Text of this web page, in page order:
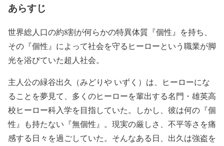
あらすじ
世界総人口の約8割が何らかの特異体質『個性』を持ち、
その『個性』によって社会を守るヒーローという職業が脚
光を浴びていた超人社会。
主人公の緑谷出久（みどりや いずく）は、ヒーローにな
ることを夢見て、多くのヒーローを輩出する名門・雄英高
校ヒーロー科入学を目指していた。しかし、彼は何の『個
性』も持たない『無個性』。現実の厳しさ、不平等さを痛
感する日々を過ごしていた。そんなある日、出久は強盗を